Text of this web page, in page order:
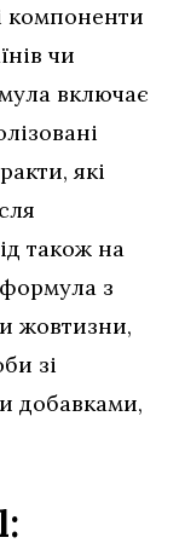
компоненти
чи
включає
які
також на
з
жовтизни,
зі
добавками,